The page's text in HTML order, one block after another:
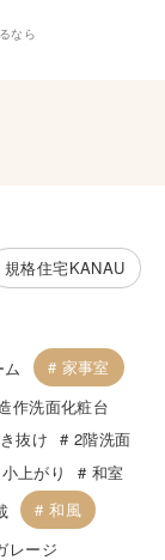
なら
規格住宅KANAU
家事室
作洗面化粧台
抜け
2階洗面
小上がり
和室
和風
レージ